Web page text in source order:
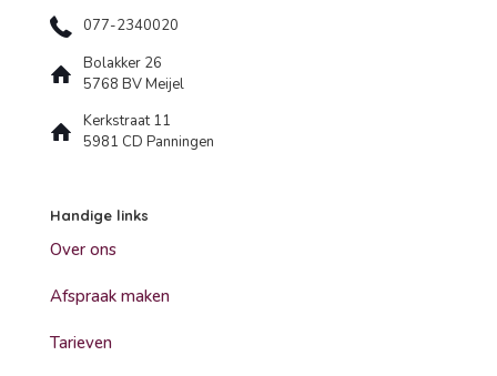
077-2340020
Bolakker 26
5768 BV Meijel
Kerkstraat 11
5981 CD Panningen
Handige links
Over ons
Afspraak maken
Tarieven